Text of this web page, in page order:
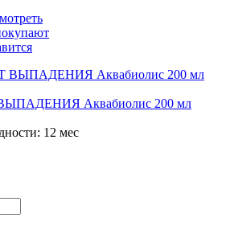
ВЫПАДЕНИЯ Аквабиолис 200 мл
12 мес